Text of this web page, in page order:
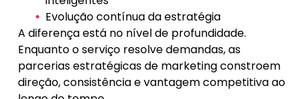
Evolução contínua da estratégia
A diferença está no nível de profundidade.
Enquanto o serviço resolve demandas, as
parcerias estratégicas de marketing constroem
direção, consistência e vantagem competitiva ao